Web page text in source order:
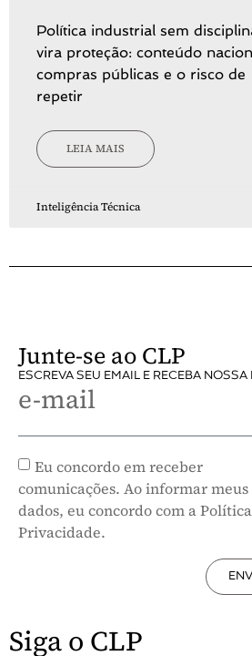
Política industrial sem
vira proteção: conteúdo
compras públicas e o risco de
repetir
LEIA MAIS
Inteligência Técnica
Junte-se ao CLP
ESCREVA SEU EMAIL E RECEBA NOSSA
e-mail
Eu concordo em receber
comunicações. Ao informar meus
dados, eu concordo com a
Privacidade.
Siga o CLP